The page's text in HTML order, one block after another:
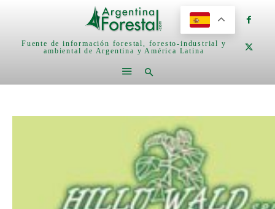
Fuente de información forestal, foresto-industrial y
ambiental de Argentina y América Latina